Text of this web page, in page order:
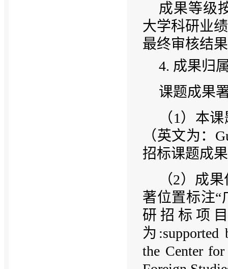
成果等级
大学科研业
最终审核结
4. 成果归
课题成果
（1）本
（英文为：
招标课题成
（2）成
著位置标注“
研招标项
为:supported
the Center